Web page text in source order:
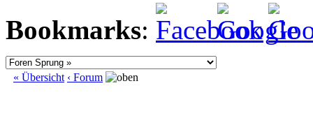
Bookmarks:
« Übersicht ‹ Forum